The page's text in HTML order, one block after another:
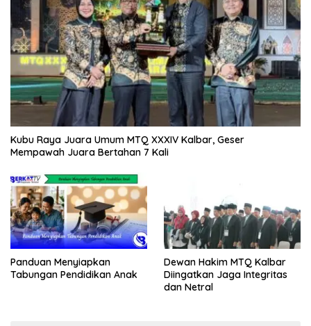
Kubu Raya Juara Umum MTQ XXXIV Kalbar, Geser
Mempawah Juara Bertahan 7 Kali
Panduan Menyiapkan
Tabungan Pendidikan Anak
Dewan Hakim MTQ Kalbar
Diingatkan Jaga Integritas
dan Netral